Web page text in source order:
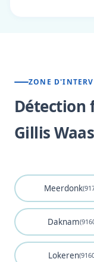
ZONE
Détection
Gillis Waas
Meerdonk
Daknam
Lokeren